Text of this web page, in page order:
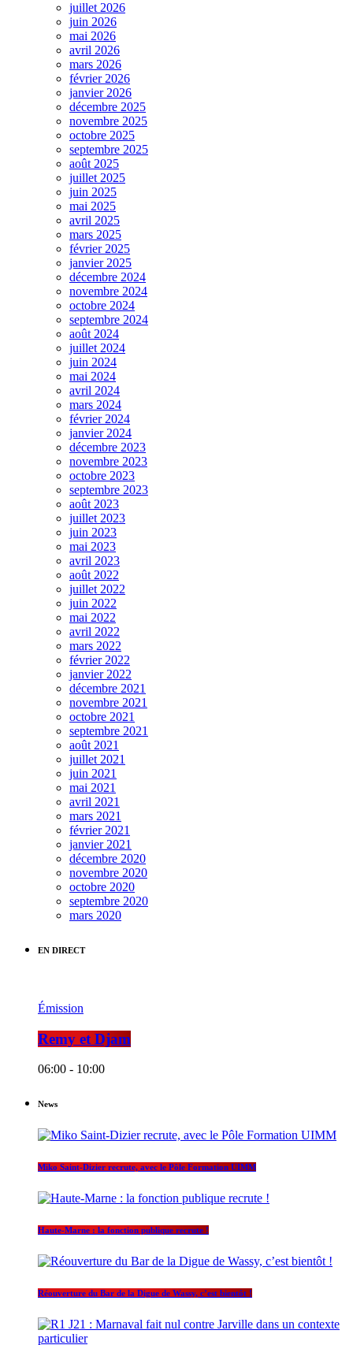
juillet 2026
juin 2026
mai 2026
avril 2026
mars 2026
février 2026
janvier 2026
décembre 2025
novembre 2025
octobre 2025
septembre 2025
août 2025
juillet 2025
juin 2025
mai 2025
avril 2025
mars 2025
février 2025
janvier 2025
décembre 2024
novembre 2024
octobre 2024
septembre 2024
août 2024
juillet 2024
juin 2024
mai 2024
avril 2024
mars 2024
février 2024
janvier 2024
décembre 2023
novembre 2023
octobre 2023
septembre 2023
août 2023
juillet 2023
juin 2023
mai 2023
avril 2023
août 2022
juillet 2022
juin 2022
mai 2022
avril 2022
mars 2022
février 2022
janvier 2022
décembre 2021
novembre 2021
octobre 2021
septembre 2021
août 2021
juillet 2021
juin 2021
mai 2021
avril 2021
mars 2021
février 2021
janvier 2021
décembre 2020
novembre 2020
octobre 2020
septembre 2020
mars 2020
EN DIRECT
Émission
Remy et Djam
06:00 - 10:00
News
Miko Saint-Dizier recrute, avec le Pôle Formation UIMM
Haute-Marne : la fonction publique recrute !
Réouverture du Bar de la Digue de Wassy, c’est bientôt !